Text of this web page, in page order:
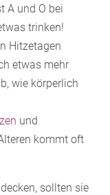
A und O bei
trinken!
Hitzetagen
etwas mehr
wie körperlich
und
kommt oft
sollten sie